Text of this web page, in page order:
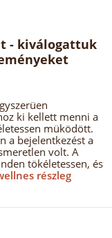
- kiválogattuk
ki kellett menni a
müködött.
a bejelentkezést a
volt. A
tökéletessen, és
részleg